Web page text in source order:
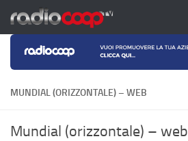
Salta al contenuto
MUNDIAL (ORIZZONTALE) – WEB
Mundial (orizzontale) – web